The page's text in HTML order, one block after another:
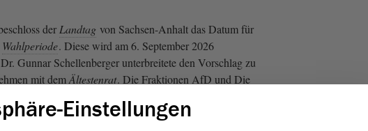
der Landtag von Sachsen-Anhalt das Datum für
Wahlperiode. Diese wird am 6. September 2026
Gunnar Schellenberger unterbreitete den Vorschlag zu
mit demÄltestenrat. Die Fraktionen AfD und Die
es eine Gegenstimme.
Einstellungen